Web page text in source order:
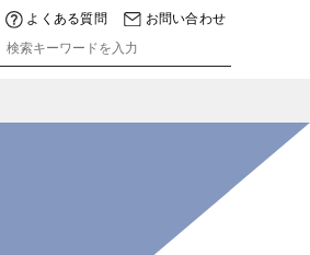
よくある質問 お問い合わせ